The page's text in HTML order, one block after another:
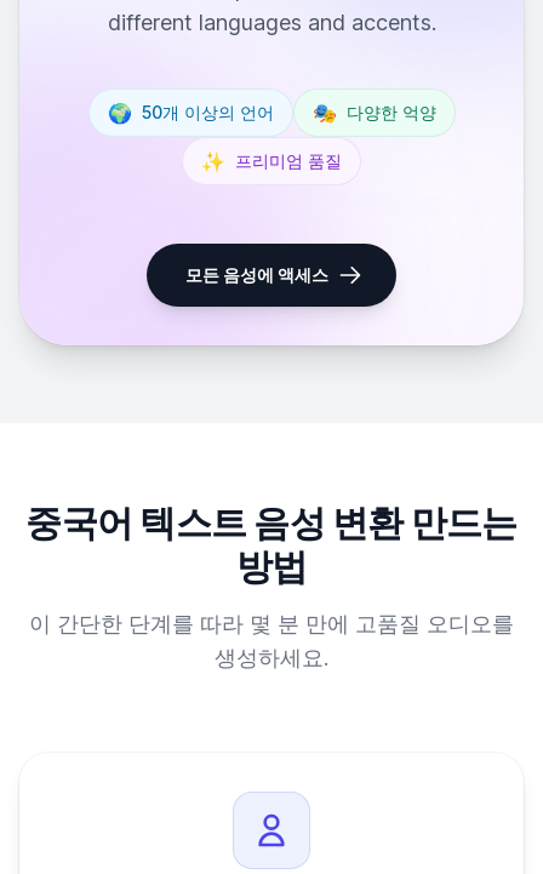
different languages and accents.
🌍 50개 이상의 언어 🎭 다양한 억양
✨ 프리미엄 품질
모든 음성에 액세스
중국어 텍스트 음성 변환 만드는
방법
이 간단한 단계를 따라 몇 분 만에 고품질 오디오를
생성하세요.